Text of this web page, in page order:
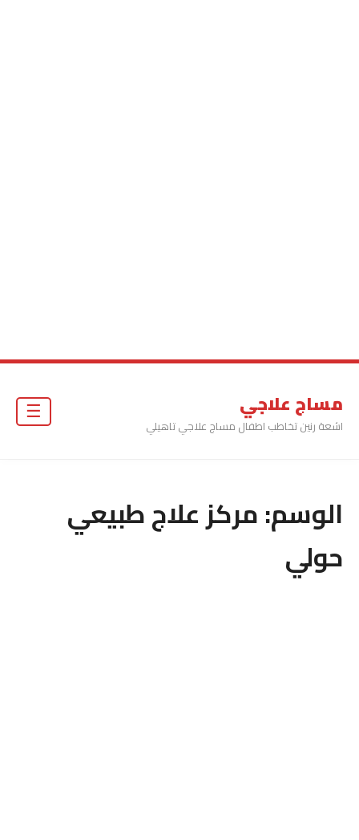
مساج علاجي
اشعة رنين تخاطب اطفال مساج علاجي تاهيلي
الوسم:مركز علاج طبيعي
حولي